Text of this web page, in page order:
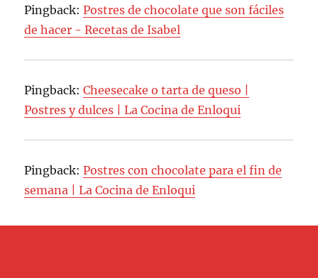
Pingback:Postres de chocolate que son fáciles
de hacer - Recetas de Isabel
Pingback:Cheesecake o tarta de queso |
Postres y dulces | La Cocina de Enloqui
Pingback:Postres con chocolate para el fin de
semana | La Cocina de Enloqui